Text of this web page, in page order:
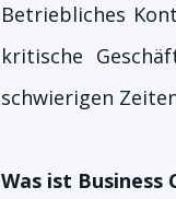
Betriebliches
kritische
schwierigen
Was ist Business